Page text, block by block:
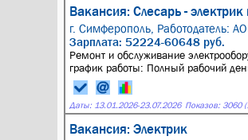
Вакансия: Слесарь -
г. Симферополь, Работодатель:
Зарплата: 52224-60648 руб.
Ремонт и обслуживание
график работы: Полный рабочий
Даты: 13.01.2026-23.07.2026 Показов: 3060
Вакансия: Электрик